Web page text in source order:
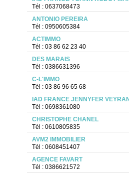
Tél : 0637068473
ANTONIO PEREIRA
Tél : 0950605384
ACTIMMO
Tél : 03 86 62 23 40
DES MARAIS
Tél : 0386631396
C-L'IMMO
Tél : 03 86 96 65 68
IAD FRANCE JENNYFER
Tél : 0698361080
CHRISTOPHE CHANEL
Tél : 0610805835
AVM2 IMMOBILIER
Tél : 0608451407
AGENCE FAVART
Tél : 0386621572